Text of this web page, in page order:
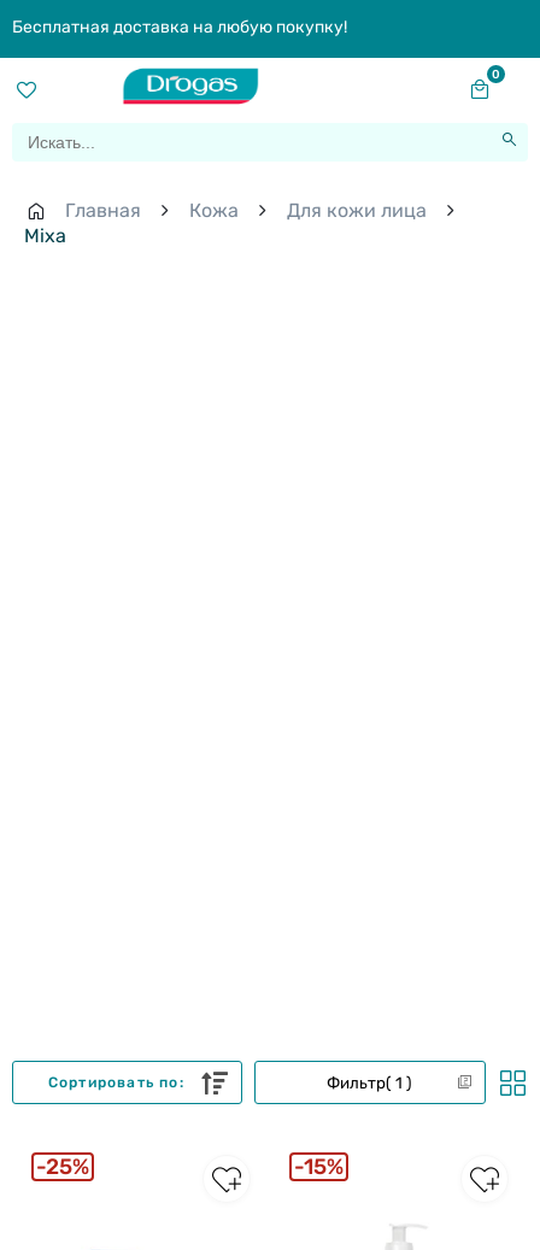
Бесплатная доставка на любую покупку!
0
Главная Кожа
Для кожи лица
Mixa
Фильтр 1
Сортировать по:
25% 15%